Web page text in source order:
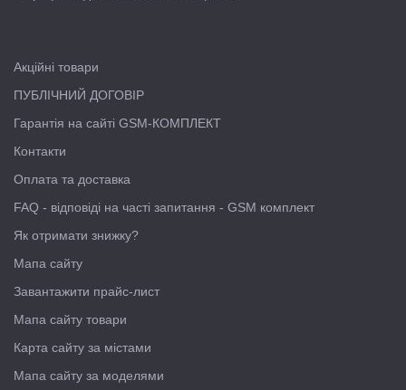
Акційні товари
ПУБЛІЧНИЙ ДОГОВІР
Гарантія на сайті GSM-КОМПЛЕКТ
Контакти
Оплата та доставка
FAQ - відповіді на часті запитання - GSM комплект
Як отримати знижку?
Мапа сайту
Завантажити прайс-лист
Мапа сайту товари
Карта сайту за містами
Мапа сайту за моделями